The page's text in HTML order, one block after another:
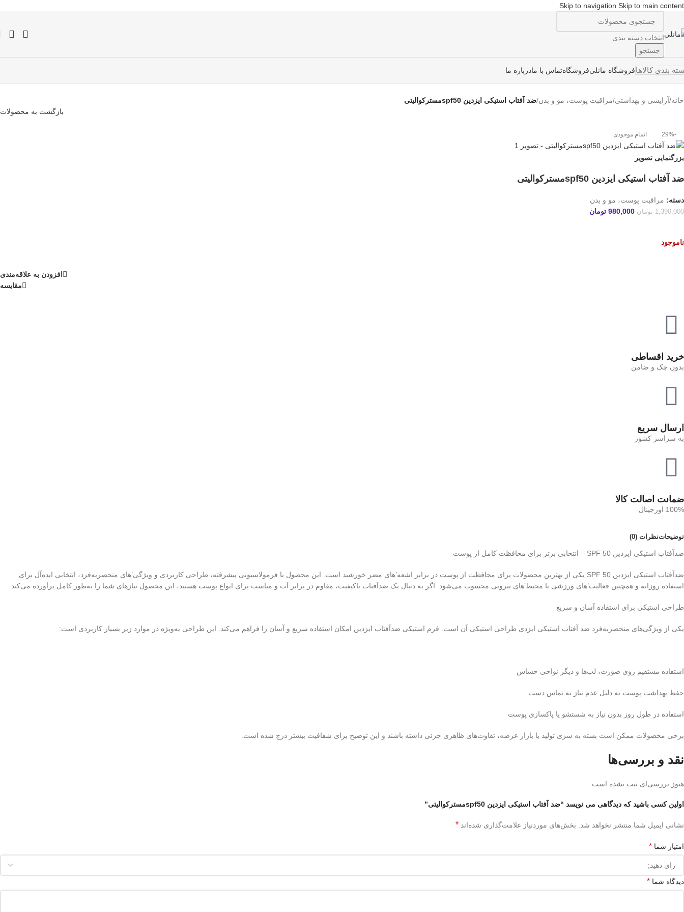
Skip to navigation Skip to main content
انتخاب دسته بندی
جستجو
بندی کالاهافروشگاه مانلیفروشگاهتماس با مادرباره ما
خانه/آرایشی و بهداشتی/مراقبت پوست، مو و بدن/ضد آفتاب استیکی ایزدین spf50مسترکوالیتی
بازگشت به محصولات
-29% اتمام موجودی
بزرگنمایی تصویر
ضد آفتاب استیکی ایزدین spf50مسترکوالیتی
دسته: مراقبت پوست، مو و بدن
1,390,000 تومان 980,000 تومان
ناموجود
افزودن به علاقه‌مندی
مقایسه
خرید اقساطی
بدون چک و ضامن
ارسال سریع
به سراسر کشور
ضمانت اصالت کالا
100% اورجینال
توضیحاتنظرات (0)
ضدآفتاب استیکی ایزدین SPF 50 – انتخابی برتر برای محافظت کامل از پوست
ضدآفتاب استیکی ایزدین SPF 50 یکی از بهترین محصولات برای محافظت از پوست در برابر اشعه’های مضر خورشید است. این محصول با فرمولاسیونی پیشرفته، طراحی کاربردی و ویژگی’های منحصربه‌فرد، انتخابی ایده‌آل برای
استفاده روزانه و همچنین فعالیت’های ورزشی یا محیط’های بیرونی محسوب می‌شود. اگر به دنبال یک ضدآفتاب باکیفیت، مقاوم در برابر آب و مناسب برای انواع پوست هستید، این محصول نیازهای شما را به‌طور کامل برآورده می‌کند.
طراحی استیکی برای استفاده آسان و سریع
یکی از ویژگی‌های منحصربه‌فرد ضد آفتاب استیکی ایزدی طراحی استیکی آن است. فرم استیکی ضدآفتاب ایزدین امکان استفاده سریع و آسان را فراهم می‌کند. این طراحی به‌ویژه در موارد زیر بسیار کاربردی است:
استفاده مستقیم روی صورت، لب‌ها و دیگر نواحی حساس
حفظ بهداشت پوست به دلیل عدم نیاز به تماس دست
استفاده در طول روز بدون نیاز به شستشو یا پاکسازی پوست
برخی محصولات ممکن است بسته به سری تولید یا بازار عرضه، تفاوت‌های ظاهری جزئی داشته باشند و این توضیح برای شفافیت بیشتر درج شده است.
نقد و بررسی‌ها
هنوز بررسی‌ای ثبت نشده است.
اولین کسی باشید که دیدگاهی می نویسد “ضد آفتاب استیکی ایزدین spf50مسترکوالیتی”
نشانی ایمیل شما منتشر نخواهد شد. بخش‌های موردنیاز علامت‌گذاری شده‌اند *
امتیاز شما *
دیدگاه شما *